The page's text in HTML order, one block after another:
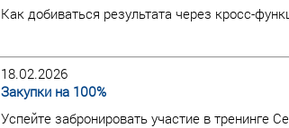
Как добиваться результата через кросс-
18.02.2026
Закупки на 100%
Успейте забронировать участие в тренинге